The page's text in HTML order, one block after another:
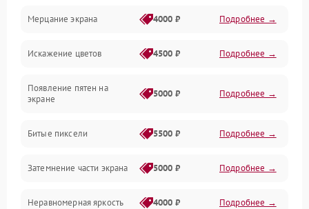
Подсветка и LED-модули
Звук и аудиосистема
Сигнал и приём каналов
Механические повреждения
Программное обеспечение
Мерцание экрана 4000 ₽ Подробнее →
Искажение цветов 4500 ₽ Подробнее →
Появление пятен на
экране
5000 ₽ Подробнее →
Битые пиксели 5500 ₽ Подробнее →
Затемнение части экрана 5000 ₽ Подробнее →
Неравномерная яркость 4000 ₽ Подробнее →